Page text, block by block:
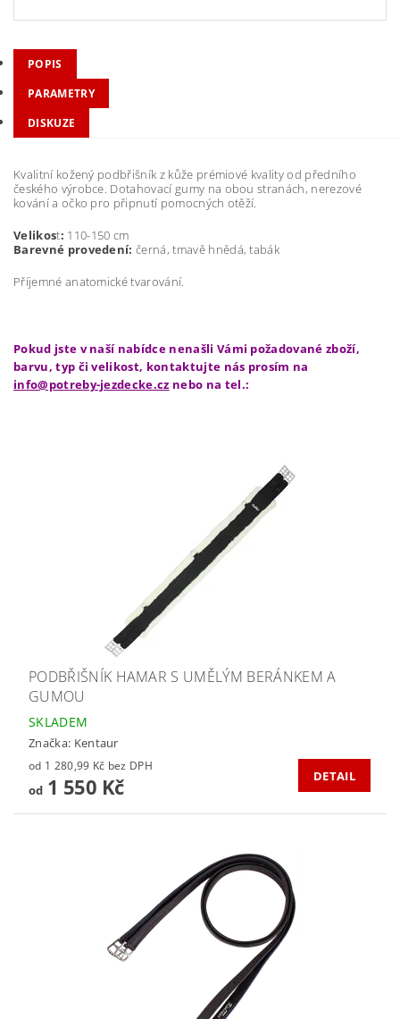
POPIS
PARAMETRY
DISKUZE
Kvalitní kožený podbřišník z kůže prémiové kvality od předního
českého výrobce. Dotahovací gumy na obou stranách, nerezové
kování a očko pro připnutí pomocných otěží.
Velikost: 110-150 cm
Barevné provedení: černá, tmavě hnědá, tabák
Příjemné anatomické tvarování.
Pokud jste v naší nabídce nenašli Vámi požadované zboží,
barvu, typ či velikost, kontaktujte nás prosím na
info@potreby-jezdecke.cz nebo na tel.:
PODBŘIŠNÍK HAMAR S UMĚLÝM BERÁNKEM A
GUMOU
SKLADEM
Značka: Kentaur
od 1 280,99 Kč bez DPH
od1 550 Kč DETAIL